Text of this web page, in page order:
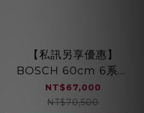
【私訊另享優惠】
BOSCH 60cm 6系列
全嵌式洗碗機 沸石烘
乾 SMV6ZAX00X
NT$67,000
NT$70,500